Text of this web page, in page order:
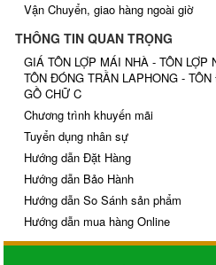
Vận Chuyển, giao hàng ngoài giờ
THÔNG TIN QUAN TRỌNG
GIÁ TÔN LỢP MÁI NHÀ - TÔN LỢP
TÔN ĐÓNG TRẦN LAPHONG -
GỒ CHỮ C
Chương trình khuyến mãi
Tuyển dụng nhân sự
Hướng dẫn Đặt Hàng
Hướng dẫn Bảo Hành
Hướng dẫn So Sánh sản phẩm
Hướng dẫn mua hàng Online